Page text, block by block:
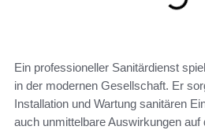
Ein professioneller Sanitärdienst
in der modernen Gesellschaft. Er
Installation und Wartung sanitären
auch unmittelbare Auswirkungen auf